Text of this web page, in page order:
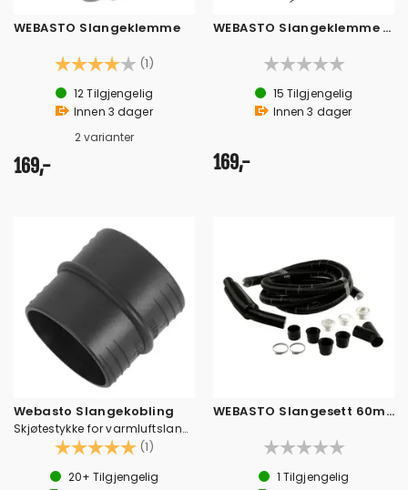
WEBASTO Slangeklemme
Karakter: (1)
12Tilgjengelig
Innen 3 dager
2 varianter
169,-
WEBASTO Slangeklemme Ø70-90
15 Tilgjengelig
Innen3 dager
169,-
Webasto Slangekobling
Skjøtestykke for varmluftslange.
Karakter: (1)
20+ Tilgjengelig
WEBASTO Slangesett 60mm
1 Tilgjengelig